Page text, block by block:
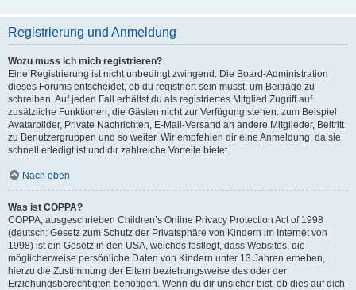
Registrierung und Anmeldung
Wozu muss ich mich registrieren?
Eine Registrierung ist nicht unbedingt zwingend. Die Board-Administration
dieses Forums entscheidet, ob du registriert sein musst, um Beiträge zu
schreiben. Auf jeden Fall erhältst du als registriertes Mitglied Zugriff auf
zusätzliche Funktionen, die Gästen nicht zur Verfügung stehen: zum Beispiel
Avatarbilder, Private Nachrichten, E-Mail-Versand an andere Mitglieder, Beitritt
zu Benutzergruppen und so weiter. Wir empfehlen dir eine Anmeldung, da sie
schnell erledigt ist und dir zahlreiche Vorteile bietet.
Nach oben
Was ist COPPA?
COPPA, ausgeschrieben Children’s Online Privacy Protection Act of 1998
(deutsch: Gesetz zum Schutz der Privatsphäre von Kindern im Internet von
1998) ist ein Gesetz in den USA, welches festlegt, dass Websites, die
möglicherweise persönliche Daten von Kindern unter 13 Jahren erheben,
hierzu die Zustimmung der Eltern beziehungsweise des oder der
Erziehungsberechtigten benötigen. Wenn du dir unsicher bist, ob dies auf dich